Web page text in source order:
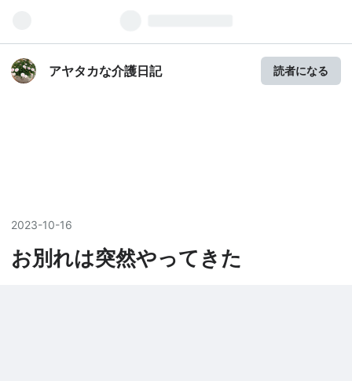
アヤタカな介護日記 読者になる
2023-10-16
お別れは突然やってきた